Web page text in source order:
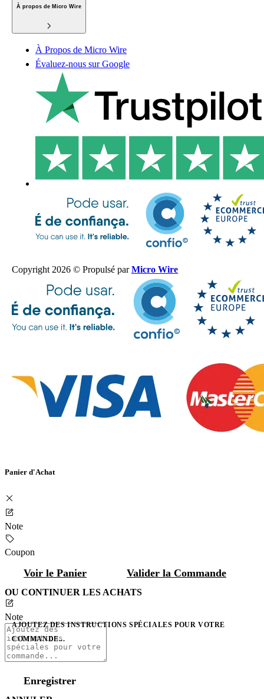
À propos de Micro Wire
À Propos de Micro Wire
Évaluez-nous sur Google
Copyright 2026 © Propulsé parMicro Wire
Panier d'Achat
Note
Coupon
Voir le Panier Valider la Commande
OU CONTINUER LES ACHATS
Note
AJOUTEZ DES INSTRUCTIONS SPÉCIALES POUR VOTRE
COMMANDE...
Enregistrer